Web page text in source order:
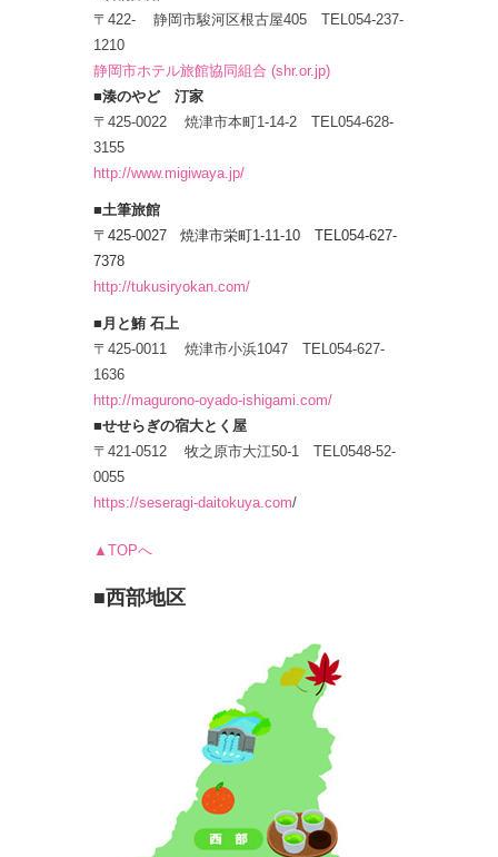
〒422- 静岡市駿河区根古屋405 TEL054-237-
1210
静岡市ホテル旅館協同組合 (shr.or.jp)
■湊のやど 汀家
〒425-0022 焼津市本町1-14-2 TEL054-628-
3155
http://www.migiwaya.jp/
■土筆旅館
〒425-0027 焼津市栄町1-11-10 TEL054-627-
7378
http://tukusiryokan.com/
■月と鮪 石上
〒425-0011 焼津市小浜1047 TEL054-627-
1636
http://magurono-oyado-ishigami.com/
■せせらぎの宿大とく屋
〒421-0512 牧之原市大江50-1 TEL0548-52-
0055
https://seseragi-daitokuya.com/
▲TOPへ
■西部地区